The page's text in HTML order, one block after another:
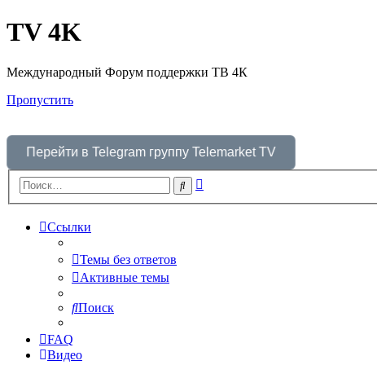
TV 4K
Международный Форум поддержки ТВ 4К
Пропустить
Перейти в Telegram группу Telemarket TV
Поиск
Ссылки
Темы без ответов
Активные темы
Поиск
FAQ
Видео